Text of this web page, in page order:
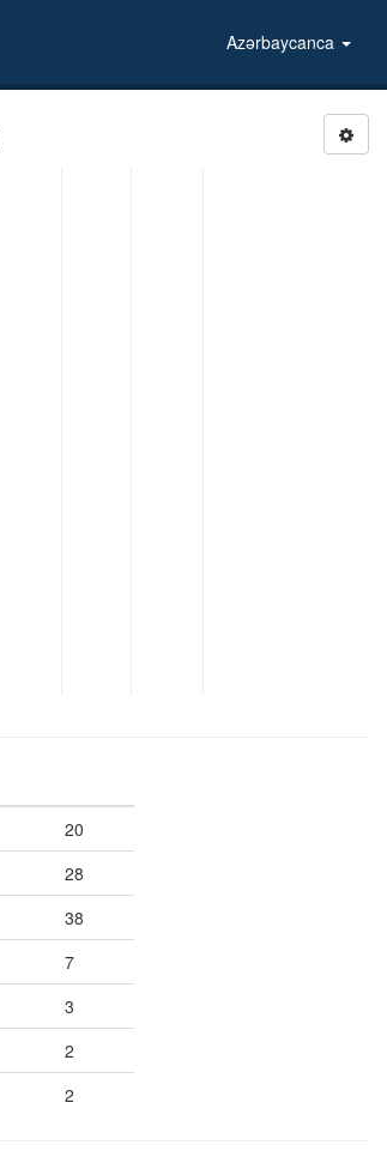
Azərbaycanca
20
28
38
7
3
2
2